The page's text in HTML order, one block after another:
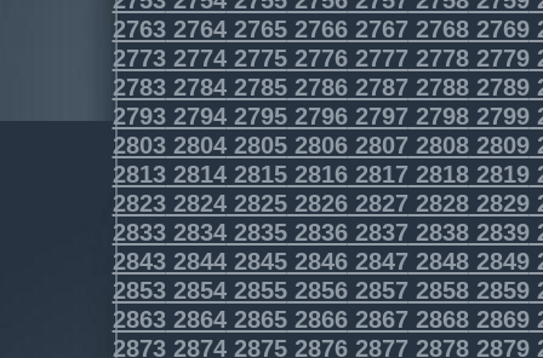
2763276427652766276727682769
2773277427752776277727782779
2783278427852786278727882789
2793279427952796279727982799
2803280428052806280728082809
2813281428152816281728182819
2823282428252826282728282829
2833283428352836283728382839
2843284428452846284728482849
2853285428552856285728582859
2863286428652866286728682869
2873287428752876287728782879